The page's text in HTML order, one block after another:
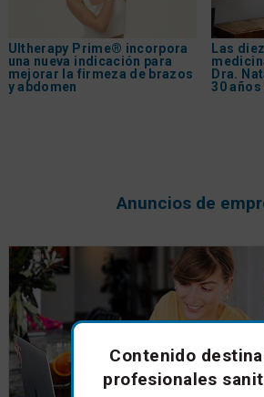
Ultherapy Prime® incorpora
una nueva indicación para
mejorar la firmeza de brazos
y abdomen
Las
Dra.
30
Anuncios de
Contenido
profesionales